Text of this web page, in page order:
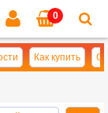
0
Как купить